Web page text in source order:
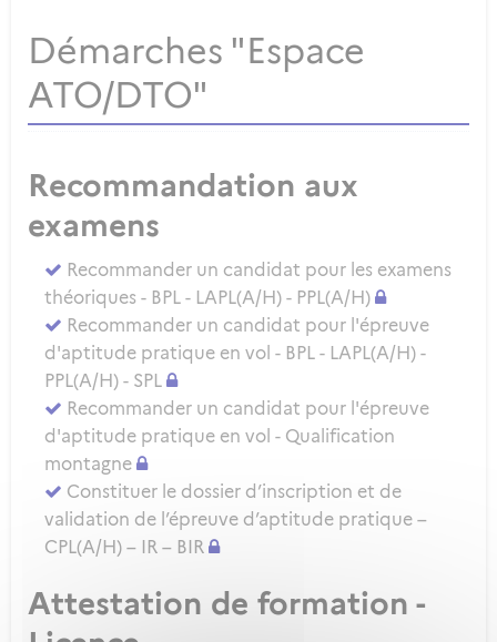
Démarches "Espace
ATO/DTO"
Recommandation aux
examens
Recommander un candidat pour les examens
théoriques - BPL - LAPL(A/H) - PPL(A/H)
Recommander un candidat pour l'épreuve
d'aptitude pratique en vol - BPL - LAPL(A/H) -
PPL(A/H) - SPL
Recommander un candidat pour l'épreuve
d'aptitude pratique en vol - Qualification
montagne
Constituer le dossier d’inscription et de
validation de l’épreuve d’aptitude pratique –
CPL(A/H) – IR – BIR
Attestation de formation -